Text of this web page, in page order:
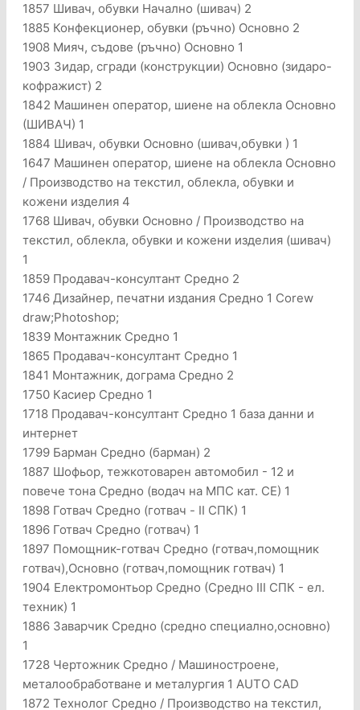
1857 Шивач, обувки Начално (шивач) 2
1885 Конфекционер, обувки (ръчно) Основно 2
1908 Мияч, съдове (ръчно) Основно 1
1903 Зидар, сгради (конструкции) Основно (зидаро-
кофражист) 2
1842 Машинен оператор, шиене на облекла Основно
(ШИВАЧ) 1
1884 Шивач, обувки Основно (шивач,обувки ) 1
1647 Машинен оператор, шиене на облекла Основно
/ Производство на текстил, облекла, обувки и
кожени изделия 4
1768 Шивач, обувки Основно / Производство на
текстил, облекла, обувки и кожени изделия (шивач)
1
1859 Продавач-консултант Средно 2
1746 Дизайнер, печатни издания Средно 1 Corew
draw;Photoshop;
1839 Монтажник Средно 1
1865 Продавач-консултант Средно 1
1841 Монтажник, дограма Средно 2
1750 Касиер Средно 1
1718 Продавач-консултант Средно 1 база данни и
интернет
1799 Барман Средно (барман) 2
1887 Шофьор, тежкотоварен автомобил - 12 и
повече тона Средно (водач на МПС кат. СЕ) 1
1898 Готвач Средно (готвач - II СПК) 1
1896 Готвач Средно (готвач) 1
1897 Помощник-готвач Средно (готвач,помощник
готвач),Основно (готвач,помощник готвач) 1
1904 Електромонтьор Средно (Средно III СПК - ел.
техник) 1
1886 Заварчик Средно (средно специално,основно)
1
1728 Чертожник Средно / Машиностроене,
металообработване и металургия 1 AUTO CAD
1872 Технолог Средно / Производство на текстил,